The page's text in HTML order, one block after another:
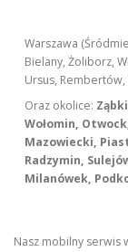
Warszawa
Bielany, Żoliborz,
Ursus, Rembertów,
Oraz okolice:
Wołomin,
Mazowiecki,
Radzymin,
Milanówek,
Nasz mobilny serwis